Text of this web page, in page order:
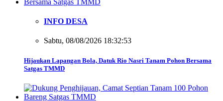
INFO DESA
Sabtu, 08/08/2026 18:32:53
Hijaukan Lapangan Bola, Datuk Rio Nasri Tanam Pohon Bersama
Satgas TMMD